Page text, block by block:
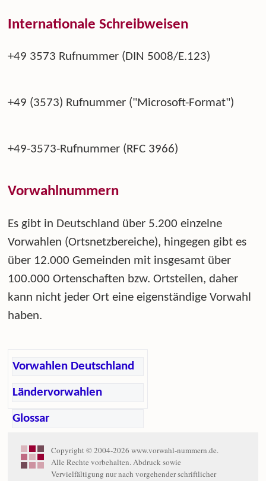
Internationale Schreibweisen
+49 3573 Rufnummer (DIN 5008/E.123)
+49 (3573) Rufnummer ("Microsoft-Format")
+49-3573-Rufnummer (RFC 3966)
Vorwahlnummern
Es gibt in Deutschland über 5.200 einzelne
Vorwahlen (Ortsnetzbereiche), hingegen gibt es
über 12.000 Gemeinden mit insgesamt über
100.000 Ortenschaften bzw. Ortsteilen, daher
kann nicht jeder Ort eine eigenständige Vorwahl
haben.
Vorwahlen Deutschland
Ländervorwahlen
Glossar
Copyright © 2004-2026 www.vorwahl-nummern.de.
Alle Rechte vorbehalten. Abdruck sowie
Vervielfältigung nur nach vorgehender schriftlicher